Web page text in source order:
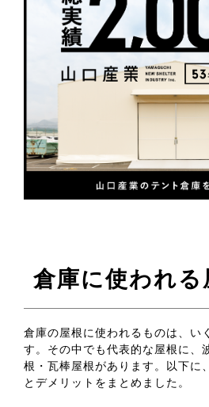
倉庫に使われる
倉庫の屋根に使われるものは、い
す。その中でも代表的な屋根に、
根・瓦棒屋根があります。以下に
とデメリットをまとめました。